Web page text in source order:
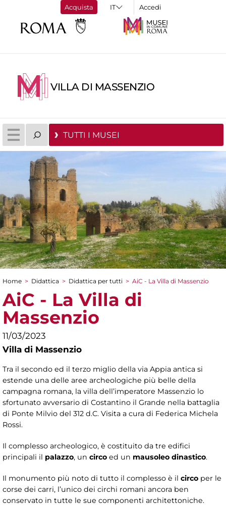
Acquista Accedi
VILLA DI MASSENZIO
TUTTI I MUSEI
Tu sei qui
Home > Didattica > Didattica per tutti > AiC - La Villa di Massenzio
AiC - La Villa di
Massenzio
11/03/2023
Villa di Massenzio
Tra il secondo ed il terzo miglio della via Appia antica si
estende una delle aree archeologiche più belle della
campagna romana, la villa dell’imperatore Massenzio lo
sfortunato avversario di Costantino il Grande nella battaglia
di Ponte Milvio del 312 d.C. Visita a cura di Federica Michela
Rossi.
Il complesso archeologico, è costituito da tre edifici
principali il palazzo, un circo ed un mausoleo dinastico.
Il monumento più noto di tutto il complesso è il circo per le
corse dei carri, l’unico dei circhi romani ancora ben
conservato in tutte le sue componenti architettoniche.